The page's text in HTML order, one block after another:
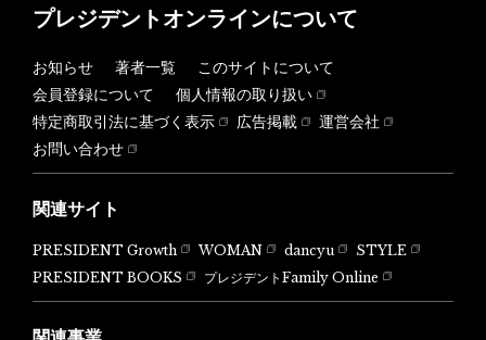
プレジデントオンラインについて
お知らせ 著者一覧
このサイトについて
会員登録について
個人情報の取り扱い
特定商取引法に基づく表示
広告掲載
運営会社
お問い合わせ
関連サイト
PRESIDENT Growth WOMAN dancyu
STYLE
PRESIDENT BOOKS
プレジデントFamily Online